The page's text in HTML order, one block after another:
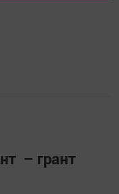
– грант